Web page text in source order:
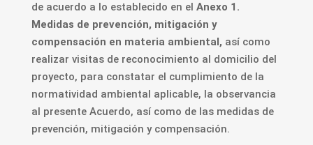
de acuerdo a lo establecido en el Anexo 1.
Medidas de prevención, mitigación y
compensación en materia ambiental, así como
realizar visitas de reconocimiento al domicilio del
proyecto, para constatar el cumplimiento de la
normatividad ambiental aplicable, la observancia
al presente Acuerdo, así como de las medidas de
prevención, mitigación y compensación.